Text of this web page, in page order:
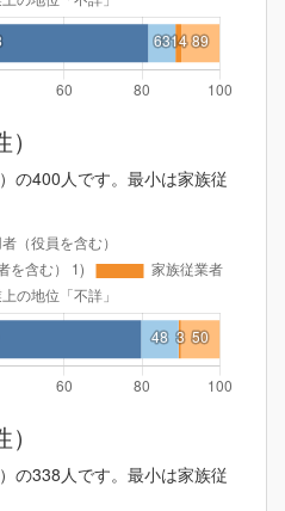
の400人です。最小は家族従
の338人です。最小は家族従